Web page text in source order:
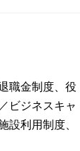
金制度、役
ビジネスキャ
設利用制度、